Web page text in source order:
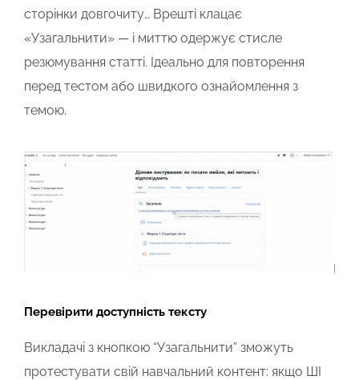
сторінки довгочиту… Врешті клацає
«Узагальнити» — і миттюодержує стисле
резюмування статті. Ідеально для повторення
перед тестом або швидкого ознайомлення з
темою.
Перевірити доступність тексту
Викладачі з кнопкою “Узагальнити” зможуть
протестувати свій навчальний контент: якщо ШІ